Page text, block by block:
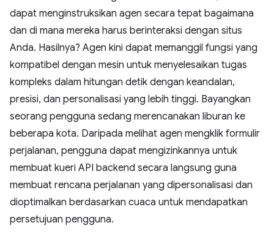
dapat menginstruksikan agen secara tepat bagaimana
dan di mana mereka harus berinteraksi dengan situs
Anda. Hasilnya? Agen kini dapat memanggil fungsi yang
kompatibel dengan mesin untuk menyelesaikan tugas
kompleks dalam hitungan detik dengan keandalan,
presisi, dan personalisasi yang lebih tinggi. Bayangkan
seorang pengguna sedang merencanakan liburan ke
beberapa kota. Daripada melihat agen mengklik formulir
perjalanan, pengguna dapat mengizinkannya untuk
membuat kueri API backend secara langsung guna
membuat rencana perjalanan yang dipersonalisasi dan
dioptimalkan berdasarkan cuaca untuk mendapatkan
persetujuan pengguna.